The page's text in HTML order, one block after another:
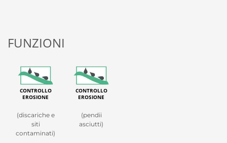
FUNZIONI
CONTROLLO
EROSIONE
(discariche e
siti
contaminati)
CONTROLLO
EROSIONE
(pendii
asciutti)